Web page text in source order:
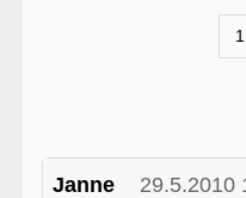
1
Janne 29.5.2010